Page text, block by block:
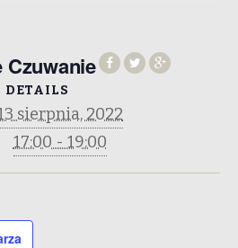
Czuwanie
DETAILS
sierpnia, 2022
17:00 - 19:00